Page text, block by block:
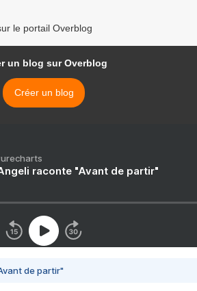
le portail Overblog
un blog sur Overblog
Créer un blog
raconte "Avant de partir"
de partir"